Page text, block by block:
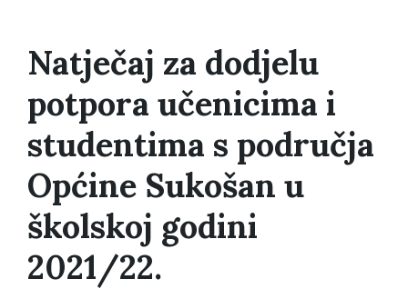
Natječaj za dodjelu
potpora učenicima i
studentima s područja
Općine Sukošan u
školskoj godini
2021/22.